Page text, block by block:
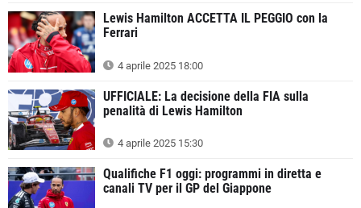
Lewis Hamilton ACCETTA IL PEGGIO con la
Ferrari
4 aprile 2025 18:00
UFFICIALE: La decisione della FIA sulla
penalità di Lewis Hamilton
4 aprile 2025 15:30
Qualifiche F1 oggi: programmi in diretta e
canali TV per il GP del Giappone